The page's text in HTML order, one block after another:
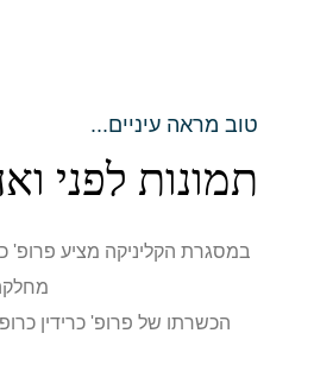
טוב מראה עיניים...
תמונות לפני
במסגרת הקליניקה מציע פרופ'
הכשרתו של פרופ' כרידין